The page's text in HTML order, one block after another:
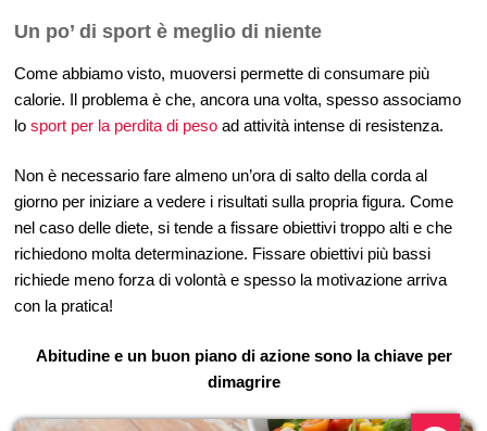
Un po’ di sport è meglio di niente
Come abbiamo visto, muoversi permette di consumare più
calorie. Il problema è che, ancora una volta, spesso associamo
lo sport per la perdita di peso ad attività intense di resistenza.
Non è necessario fare almeno un’ora di salto della corda al
giorno per iniziare a vedere i risultati sulla propria figura. Come
nel caso delle diete, si tende a fissare obiettivi troppo alti e che
richiedono molta determinazione. Fissare obiettivi più bassi
richiede meno forza di volontà e spesso la motivazione arriva
con la pratica!
Abitudine e un buon piano di azione sono la chiave per
dimagrire